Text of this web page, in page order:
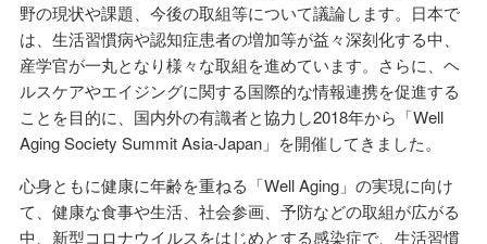
野の現状や課題、今後の取組等について議論します。日本で
は、生活習慣病や認知症患者の増加等が益々深刻化する中、
産学官が一丸となり様々な取組を進めています。さらに、ヘ
ルスケアやエイジングに関する国際的な情報連携を促進する
ことを目的に、国内外の有識者と協力し2018年から「Well
Aging Society Summit Asia-Japan」を開催してきました。
心身ともに健康に年齢を重ねる「Well Aging」の実現に向け
て、健康な食事や生活、社会参画、予防などの取組が広がる
中、新型コロナウイルスをはじめとする感染症で、生活習慣